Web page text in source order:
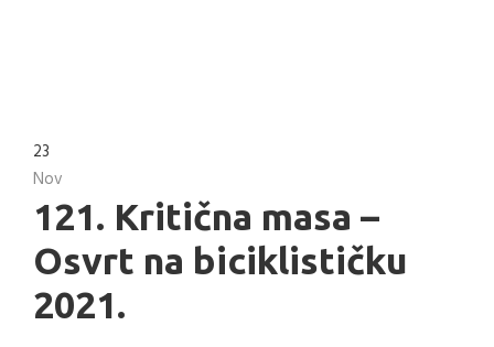
23
Nov
121. Kritična masa –
Osvrt na biciklističku
2021.